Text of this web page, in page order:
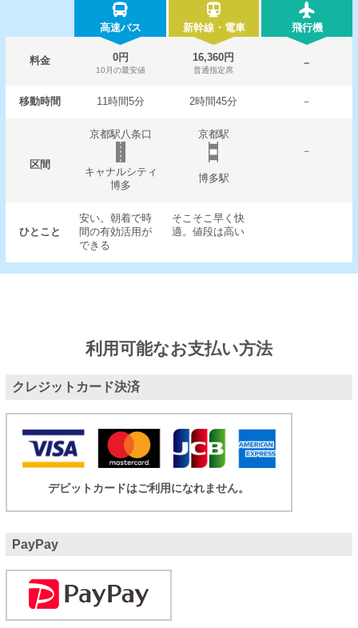
高速バス 新幹線・電車 飛行機
料金 0円
10月の最安値
16,360円
普通指定席
－
移動時間 11時間5分 2時間45分 －
区間
京都駅八条口
京都駅
－
キャナルシティ
博多
博多駅
ひとこと
安い。朝着で時
間の有効活用が
できる
そこそこ早く快
適。値段は高い
利用可能なお支払い方法
クレジットカード決済
デビットカードはご利用になれません。
PayPay